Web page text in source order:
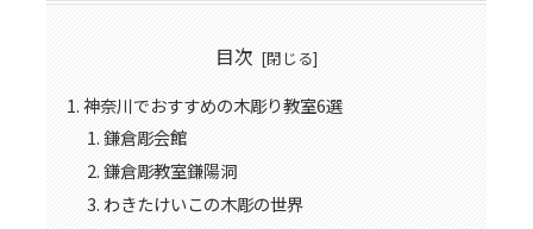
目次
神奈川でおすすめの木彫り教室6選
鎌倉彫会館
鎌倉彫教室鎌陽洞
わきたけいこの木彫の世界